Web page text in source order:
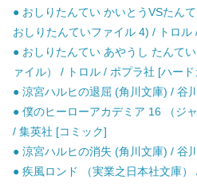
● おしりたんてい かいとうVSたん
おしりたんていファイル 4) / トロ
● おしりたんてい あやうし たんて
ァイル） / トロル / ポプラ社 [ハード
● 涼宮ハルヒの退屈 (角川文庫) / 谷
● 僕のヒーローアカデミア 16 （ジ
/ 集英社 [コミック]
● 涼宮ハルヒの消失 (角川文庫) / 谷
● 疾風ロンド （実業之日本社文庫